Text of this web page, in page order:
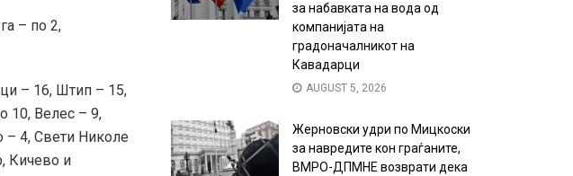
– по 2,
– 16, Штип – 15,
10, Велес – 9,
– 4, Свети Николе
Кичево и
за набавката на вода од
компанијата на
градоначалникот на
Кавадарци
AUGUST 5, 2026
Жерновски удри по Мицкоски
за навредите кон граѓаните,
ВМРО-ДПМНЕ возврати дека